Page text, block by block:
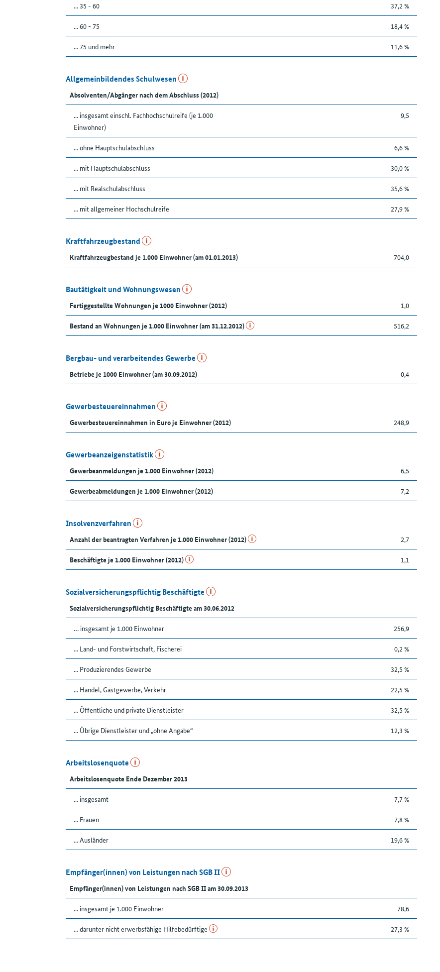
... 35 - 60 37,2 %
... 60 - 75 18,4 %
... 75 und mehr 11,6 %
Allgemeinbildendes Schulwesen
Absolventen/Abgänger nach dem Abschluss (2012)
... insgesamt einschl. Fachhochschulreife (je 1.000
Einwohner)
9,5
... ohne Hauptschulabschluss 6,6 %
... mit Hauptschulabschluss 30,0 %
... mit Realschulabschluss 35,6 %
... mit allgemeiner Hochschulreife 27,9 %
Kraftfahrzeugbestand
Kraftfahrzeugbestand je 1.000 Einwohner (am 01.01.2013) 704,0
Bautätigkeit und Wohnungswesen
Fertiggestellte Wohnungen je 1000 Einwohner (2012) 1,0
Bestand an Wohnungen je 1.000 Einwohner (am 31.12.2012) 516,2
Bergbau- und verarbeitendes Gewerbe
Betriebe je 1000 Einwohner (am 30.09.2012) 0,4
Gewerbesteuereinnahmen
Gewerbesteuereinnahmen in Euro je Einwohner (2012) 248,9
Gewerbeanzeigenstatistik
Gewerbeanmeldungen je 1.000 Einwohner (2012) 6,5
Gewerbeabmeldungen je 1.000 Einwohner (2012) 7,2
Insolvenzverfahren
Anzahl der beantragten Verfahren je 1.000 Einwohner (2012) 2,7
Beschäftigte je 1.000 Einwohner (2012) 1,1
Sozialversicherungspflichtig Beschäftigte
Sozialversicherungspflichtig Beschäftigte am 30.06.2012
… insgesamt je 1.000 Einwohner 256,9
... Land- und Forstwirtschaft, Fischerei 0,2 %
... Produzierendes Gewerbe 32,5 %
... Handel, Gastgewerbe, Verkehr 22,5 %
... Öffentliche und private Dienstleister 32,5 %
... Übrige Dienstleister und „ohne Angabe“ 12,3 %
Arbeitslosenquote
Arbeitslosenquote Ende Dezember 2013
... insgesamt 7,7 %
... Frauen 7,8 %
... Ausländer 19,6 %
Empfänger(innen) von Leistungen nach SGB II
Empfänger(innen) von Leistungen nach SGB II am 30.09.2013
... insgesamt je 1.000 Einwohner 78,6
... darunter nicht erwerbsfähige Hilfebedürftige 27,3 %